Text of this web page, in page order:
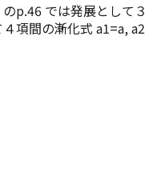
p.46 では発展とし
項間の漸化式 a1=a,